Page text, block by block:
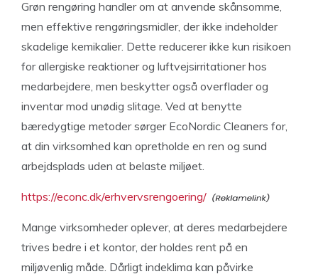
Grøn rengøring handler om at anvende skånsomme,
men effektive rengøringsmidler, der ikke indeholder
skadelige kemikalier. Dette reducerer ikke kun risikoen
for allergiske reaktioner og luftvejsirritationer hos
medarbejdere, men beskytter også overflader og
inventar mod unødig slitage. Ved at benytte
bæredygtige metoder sørger EcoNordic Cleaners for,
at din virksomhed kan opretholde en ren og sund
arbejdsplads uden at belaste miljøet.
https://econc.dk/erhvervsrengoering/
Mange virksomheder oplever, at deres medarbejdere
trives bedre i et kontor, der holdes rent på en
miljøvenlig måde. Dårligt indeklima kan påvirke